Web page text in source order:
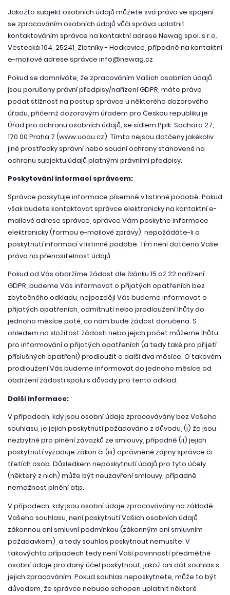
Jakožto subjekt osobních údajů můžete svá práva ve spojení
se zpracováním osobních údajů vůči správci uplatnit
kontaktováním správce na kontaktní adrese Newag spol. s r.o.,
Vestecká 104, 25241, Zlatníky - Hodkovice, případně na kontaktní
e-mailové adrese správce info@newag.cz
Pokud se domníváte, že zpracováním Vašich osobních údajů
jsou porušeny právní předpisy/nařízení GDPR, máte právo
podat stížnost na postup správce u některého dozorového
úřadu, přičemž dozorovým úřadem pro Českou republiku je
Úřad pro ochranu osobních údajů, se sídlem Pplk. Sochora 27,
170 00 Praha 7 (www.uoou.cz). Tímto nejsou dotčeny jakékoliv
jiné prostředky správní nebo soudní ochrany stanovené na
ochranu subjektu údajů platnými právními předpisy.
Poskytování informací správcem:
Správce poskytuje informace písemně v listinné podobě. Pokud
však budete kontaktovat správce elektronicky na kontaktní e-
mailové adrese správce, správce Vám poskytne informace
elektronicky (formou e-mailové zprávy), nepožádáte-li o
poskytnutí informací v listinné podobě. Tím není dotčeno Vaše
právo na přenositelnost údajů.
Pokud od Vás obdržíme žádost dle článku 15 až 22 nařízení
GDPR, budeme Vás informovat o přijatých opatřeních bez
zbytečného odkladu, nejpozději Vás budeme informovat o
přijatých opatřeních, odmítnutí nebo prodloužení lhůty do
jednoho měsíce poté, co nám bude žádost doručena. S
ohledem na složitost žádosti nebo jejich počet můžeme lhůtu
pro informování o přijatých opatřeních (a tedy také pro přijetí
příslušných opatření) prodloužit o další dva měsíce. O takovém
prodloužení Vás budeme informovat do jednoho měsíce od
obdržení žádosti spolu s důvody pro tento odklad.
Další informace:
V případech, kdy jsou osobní údaje zpracovávány bez Vašeho
souhlasu, je jejich poskytnutí požadováno z důvodu, (i) že jsou
nezbytné pro plnění závazků ze smlouvy, případně (ii) jejich
poskytnutí vyžaduje zákon či (iii) oprávněné zájmy správce či
třetích osob. Důsledkem neposkytnutí údajů pro tyto účely
(některý z nich) může být neuzavření smlouvy, případně
nemožnost plnění atp.
V případech, kdy jsou osobní údaje zpracovávány na základě
Vašeho souhlasu, není poskytnutí Vašich osobních údajů
zákonnou ani smluvní podmínkou (zákonným ani smluvním
požadavkem), a tedy souhlas poskytnout nemusíte. V
takovýchto případech tedy není Vaší povinností předmětné
osobní údaje pro daný účel poskytnout, jakož ani dát souhlas s
jejich zpracováním. Pokud souhlas neposkytnete, může to být
důvodem, že správce nebude schopen uplatnit některé